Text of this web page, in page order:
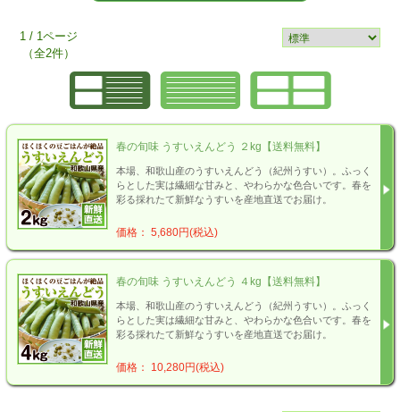
1 / 1ページ
（全2件）
春の旬味 うすいえんどう ２kg【送料無料】
本場、和歌山産のうすいえんどう（紀州うすい）。ふっく
らとした実は繊細な甘みと、やわらかな色合いです。春を
彩る採れたて新鮮なうすいを産地直送でお届け。
価格： 5,680円(税込)
春の旬味 うすいえんどう ４kg【送料無料】
本場、和歌山産のうすいえんどう（紀州うすい）。ふっく
らとした実は繊細な甘みと、やわらかな色合いです。春を
彩る採れたて新鮮なうすいを産地直送でお届け。
価格： 10,280円(税込)